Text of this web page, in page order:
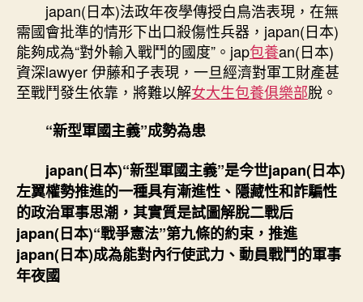
japan(日本)法政年夜學傳授白鳥浩表現，在無
需國會批準的情形下出口殺傷性兵器，japan(日本)
能夠成為“對外輸入戰鬥的國度”。jap包養an(日本)
資深lawyer 伊藤和子表現，一旦經濟對軍工財產甚
至戰鬥發生依靠，將難以解女大生包養俱樂部脫。
“新型軍國主義”成勢為患
japan(日本)“新型軍國主義”是今世japan(日本)
左翼權勢推進的一種具有漸進性、隱藏性和詐騙性
的政治軍事思潮，其實質是試圖解脫二戰后
japan(日本)“戰爭憲法”第九條的約束，推進
japan(日本)成為能對內行使武力、動員戰鬥的軍事
年夜國